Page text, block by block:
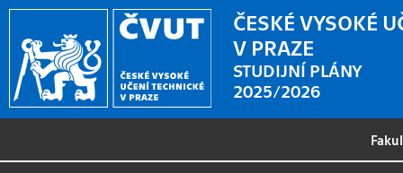
ČESKÉ VYSOKÉ
V PRAZE
STUDIJNÍ PLÁNY
2025/2026